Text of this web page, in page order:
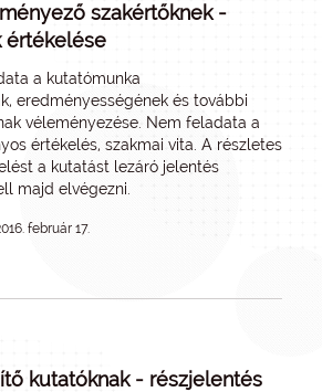
szakértőknek -
értékelése
a kutatómunka
eredményességének és további
véleményezése. Nem feladata a
értékelés, szakmai vita. A részletes
a kutatást lezáró jelentés
majd elvégezni.
február 17.
kutatóknak - részjelentés